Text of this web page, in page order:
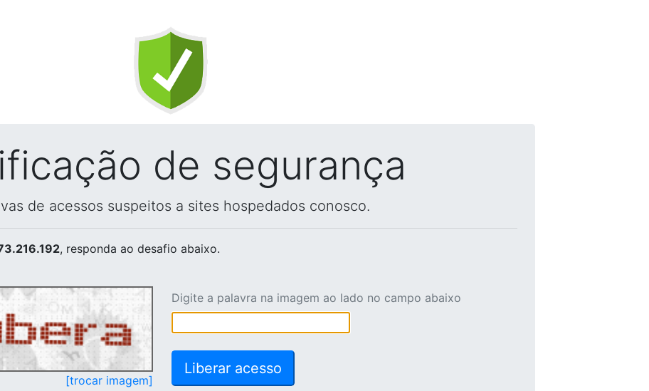
de segurança
de acessos suspeitos a sites hospedados conosco.
, responda ao desafio abaixo.
[trocar imagem]
Digite a palavra na imagem ao lado no campo abaixo